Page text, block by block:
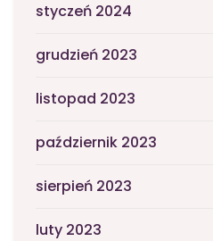
styczeń 2024
grudzień 2023
listopad 2023
październik 2023
sierpień 2023
luty 2023